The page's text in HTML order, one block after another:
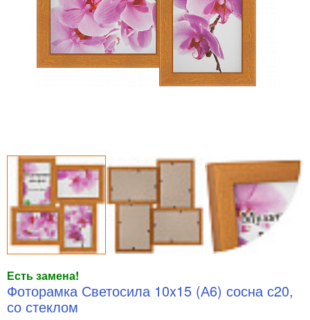
Есть замена!
Фоторамка Светосила 10x15 (А6) сосна с20,
со стеклом